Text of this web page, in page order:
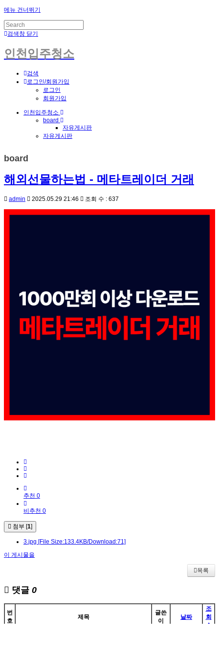
메뉴 건너뛰기
검색창 닫기
인천입주청소
검색
로그인/회원가입
로그인
회원가입
인천입주청소
board
자유게시판
자유게시판
board
해외선물하는법 - 메타트레이더 거래
admin 2025.05.29 21:46 조회 수 : 637
추천 0
비추천 0
첨부 [1]
3.jpg [File Size:133.4KB/Download:71]
이 게시물을
목록
댓글 0
번
호
제목
글쓴
이
날짜
조
회
수